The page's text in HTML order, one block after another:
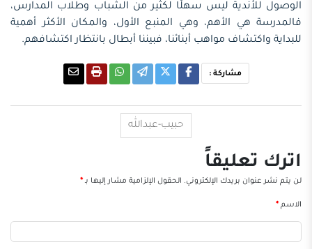
الوصول للأندية ليس سهلًا لكثير من الشباب وطلاب المدارس،
فالمدرسة هي الأهم، وهي المنبع الأول، والمكان الأكثر أهمية
للبداية واكتشاف مواهب أبنائنا، فبيننا أبطال بانتظار اكتشافهم.
مشاركة :
حبيب-عبدالله
اترك تعليقاً
لن يتم نشر عنوان بريدك الإلكتروني. الحقول الإلزامية مشار إليها بـ*
الاسم*